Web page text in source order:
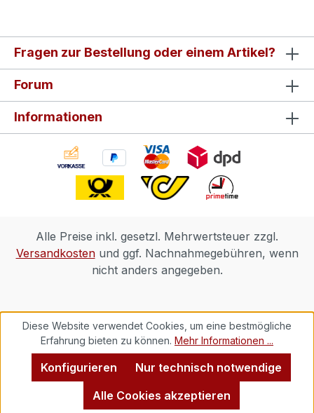
Fragen zur Bestellung oder einem Artikel?
Forum
Informationen
Alle Preise inkl. gesetzl. Mehrwertsteuer zzgl.
Versandkostenund ggf. Nachnahmegebühren, wenn
nicht anders angegeben.
Diese Website verwendet Cookies, um eine bestmögliche
Erfahrung bieten zu können. Mehr Informationen ...
Nur technisch notwendige
Konfigurieren
Alle Cookies akzeptieren